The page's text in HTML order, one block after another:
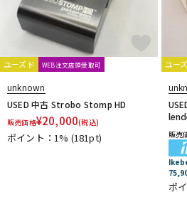
ユーズド WEB注文店頭受取可
unknown
USED 中古 Strobo Stomp HD
販売価格¥20,000(税込)
ポイント：1% (181pt)
ユー
販売
ポ